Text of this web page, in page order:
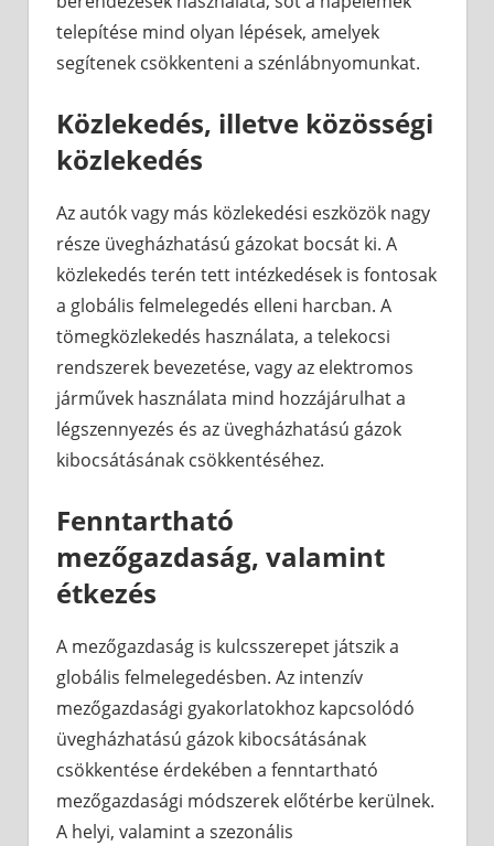
telepítése mind olyan lépések, amelyek
segítenek csökkenteni a szénlábnyomunkat.
Közlekedés, illetve közösségi
közlekedés
Az autók vagy más közlekedési eszközök nagy
része üvegházhatású gázokat bocsát ki. A
közlekedés terén tett intézkedések is fontosak
a globális felmelegedés elleni harcban. A
tömegközlekedés használata, a telekocsi
rendszerek bevezetése, vagy az elektromos
járművek használata mind hozzájárulhat a
légszennyezés és az üvegházhatású gázok
kibocsátásának csökkentéséhez.
Fenntartható
mezőgazdaság, valamint
étkezés
A mezőgazdaság is kulcsszerepet játszik a
globális felmelegedésben. Az intenzív
mezőgazdasági gyakorlatokhoz kapcsolódó
üvegházhatású gázok kibocsátásának
csökkentése érdekében a fenntartható
mezőgazdasági módszerek előtérbe kerülnek.
A helyi, valamint a szezonális